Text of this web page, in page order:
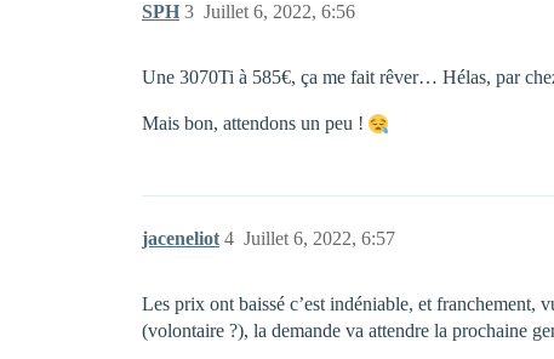
SPH Juillet 6, 2022, 6:56
3
Une 3070Ti à 585€, ça me fait rêver… Hélas, par
Mais bon, attendons un peu !
jaceneliot Juillet 6, 2022, 6:57
4
Les prix ont baissé c’est indéniable, et franchement,
(volontaire ?), la demande va attendre la prochaine